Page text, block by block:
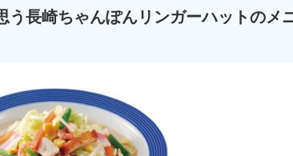
う長崎ちゃんぽんリンガーハットのメ